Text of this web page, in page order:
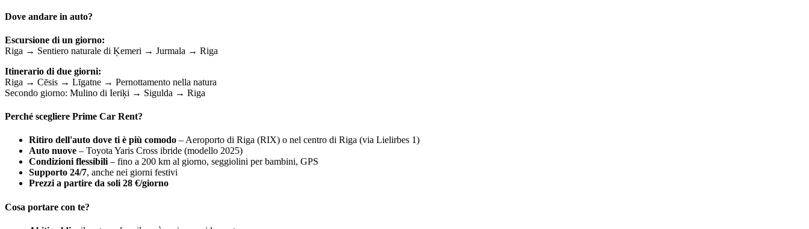
Dove andare in auto?
Escursione di un giorno:
Riga → Sentiero naturale di Ķemeri → Jurmala → Riga
Itinerario di due giorni:
Riga → Cēsis → Līgatne → Pernottamento nella natura
Secondo giorno: Mulino di Ieriķi → Sigulda → Riga
Perché scegliere Prime Car Rent?
Ritiro dell'auto dove ti è più comodo – Aeroporto di Riga (RIX) o nel centro di Riga (via Lielirbes 1)
Auto nuove – Toyota Yaris Cross ibride (modello 2025)
Condizioni flessibili– fino a 200 km al giorno, seggiolini per bambini, GPS
Supporto 24/7, anche nei giorni festivi
Prezzi a partire da soli 28 €/giorno
Cosa portare con te?